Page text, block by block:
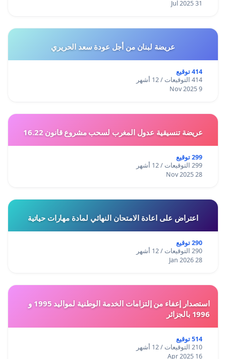
31 Jul 2025
عريضة لبنان من أجل عودة سعد الحريري
414 توقيع
414 التوقيعات / 12 أشهر
9 Nov 2025
عريضة تنسيقية عدول المغرب لسحب مشروع قانون 16.22
299 توقيع
299 التوقيعات / 12 أشهر
28 Nov 2025
اعتراض على اعادة الامتحان النهائي لمادة مهارات حياتية
290 توقيع
290 التوقيعات / 12 أشهر
28 Jan 2026
استصدار إعفاء من إلتزامات الخدمة الوطنية لمواليد 1995 و
1996 بالجزائر
514 توقيع
210 التوقيعات / 12 أشهر
16 Apr 2025